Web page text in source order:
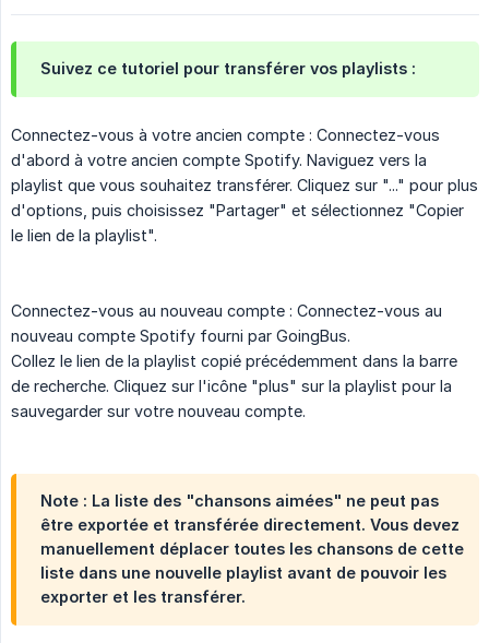
Suivez ce tutoriel pour transférer vos playlists :
Connectez-vous à votre ancien compte : Connectez-vous
d'abord à votre ancien compte Spotify. Naviguez vers la
playlist que vous souhaitez transférer. Cliquez sur "..." pour plus
d'options, puis choisissez "Partager" et sélectionnez "Copier
le lien de la playlist".
Connectez-vous au nouveau compte : Connectez-vous au
nouveau compte Spotify fourni par GoingBus.
Collez le lien de la playlist copié précédemment dans la barre
de recherche. Cliquez sur l'icône "plus" sur la playlist pour la
sauvegarder sur votre nouveau compte.
Note : La liste des "chansons aimées" ne peut pas
être exportée et transférée directement. Vous devez
manuellement déplacer toutes les chansons de cette
liste dans une nouvelle playlist avant de pouvoir les
exporter et les transférer.